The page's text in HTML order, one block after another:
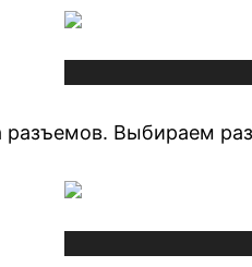
Выбираем